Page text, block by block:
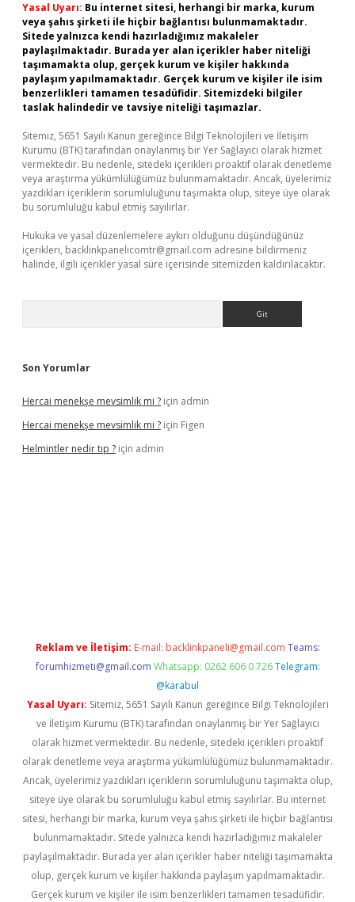
Yasal Uyarı: Bu internet sitesi, herhangi bir marka, kurum
veya şahıs şirketi ile hiçbir bağlantısı bulunmamaktadır.
Sitede yalnızca kendi hazırladığımız makaleler
paylaşılmaktadır. Burada yer alan içerikler haber niteliği
taşımamakta olup, gerçek kurum ve kişiler hakkında
paylaşım yapılmamaktadır. Gerçek kurum ve kişiler ile isim
benzerlikleri tamamen tesadüfidir. Sitemizdeki bilgiler
taslak halindedir ve tavsiye niteliği taşımazlar.
Sitemiz, 5651 Sayılı Kanun gereğince Bilgi Teknolojileri ve İletişim
Kurumu (BTK) tarafından onaylanmış bir Yer Sağlayıcı olarak hizmet
vermektedir. Bu nedenle, sitedeki içerikleri proaktif olarak denetleme
veya araştırma yükümlülüğümüz bulunmamaktadır. Ancak, üyelerimiz
yazdıkları içeriklerin sorumluluğunu taşımakta olup, siteye üye olarak
bu sorumluluğu kabul etmiş sayılırlar.
Hukuka ve yasal düzenlemelere aykırı olduğunu düşündüğünüz
içerikleri, backlinkpanelicomtr@gmail.com adresine bildirmeniz
halinde, ilgili içerikler yasal süre içerisinde sitemizden kaldırılacaktır.
Son Yorumlar
Hercai menekşe mevsimlik mi ? için admin
Hercai menekşe mevsimlik mi ? için Figen
Helmintler nedir tıp ? için admin
Reklam ve İletişim: E-mail: backlinkpaneli@gmail.com Teams:
forumhizmeti@gmail.com Whatsapp: 0262 606 0 726 Telegram:
@karabul
Yasal Uyarı: Sitemiz, 5651 Sayılı Kanun gereğince Bilgi Teknolojileri
ve İletişim Kurumu (BTK) tarafından onaylanmış bir Yer Sağlayıcı
olarak hizmet vermektedir. Bu nedenle, sitedeki içerikleri proaktif
olarak denetleme veya araştırma yükümlülüğümüz bulunmamaktadır.
Ancak, üyelerimiz yazdıkları içeriklerin sorumluluğunu taşımakta olup,
siteye üye olarak bu sorumluluğu kabul etmiş sayılırlar. Bu internet
sitesi, herhangi bir marka, kurum veya şahıs şirketi ile hiçbir bağlantısı
bulunmamaktadır. Sitede yalnızca kendi hazırladığımız makaleler
paylaşılmaktadır. Burada yer alan içerikler haber niteliği taşımamakta
olup, gerçek kurum ve kişiler hakkında paylaşım yapılmamaktadır.
Gerçek kurum ve kişiler ile isim benzerlikleri tamamen tesadüfidir.